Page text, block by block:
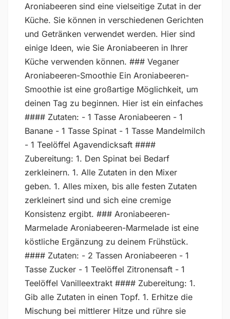
Aroniabeeren sind eine vielseitige Zutat in der
Küche. Sie können in verschiedenen Gerichten
und Getränken verwendet werden. Hier sind
einige Ideen, wie Sie Aroniabeeren in Ihrer
Küche verwenden können. ### Veganer
Aroniabeeren-Smoothie Ein Aroniabeeren-
Smoothie ist eine großartige Möglichkeit, um
deinen Tag zu beginnen. Hier ist ein einfaches
#### Zutaten: - 1 Tasse Aroniabeeren - 1
Banane - 1 Tasse Spinat - 1 Tasse Mandelmilch
- 1 Teelöffel Agavendicksaft ####
Zubereitung: 1. Den Spinat bei Bedarf
zerkleinern. 1. Alle Zutaten in den Mixer
geben. 1. Alles mixen, bis alle festen Zutaten
zerkleinert sind und sich eine cremige
Konsistenz ergibt. ### Aroniabeeren-
Marmelade Aroniabeeren-Marmelade ist eine
köstliche Ergänzung zu deinem Frühstück.
#### Zutaten: - 2 Tassen Aroniabeeren - 1
Tasse Zucker - 1 Teelöffel Zitronensaft - 1
Teelöffel Vanilleextrakt #### Zubereitung: 1.
Gib alle Zutaten in einen Topf. 1. Erhitze die
Mischung bei mittlerer Hitze und rühre sie